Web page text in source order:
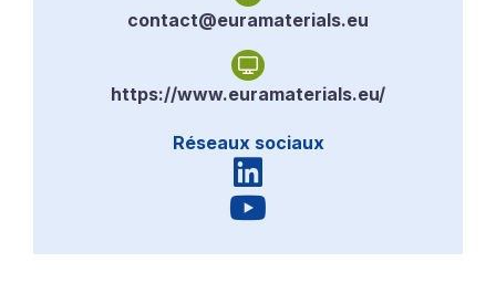
contact@euramaterials.eu
https://www.euramaterials.eu/
Réseaux sociaux